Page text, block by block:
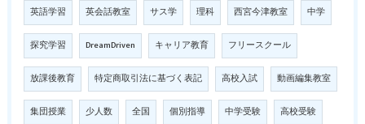
英語学習 英会話教室 サス学 理科 西宮今津教室 中学
探究学習 DreamDriven キャリア教育 フリースクール
放課後教育 特定商取引法に基づく表記 高校入試 動画編集教室
集団授業 少人数 全国 個別指導 中学受験 高校受験